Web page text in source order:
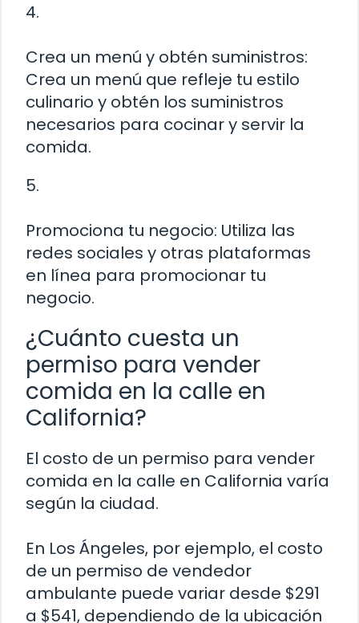
4.
Crea un menú y obtén suministros:
Crea un menú que refleje tu estilo
culinario y obtén los suministros
necesarios para cocinar y servir la
comida.
5.
Promociona tu negocio: Utiliza las
redes sociales y otras plataformas
en línea para promocionar tu
negocio.
¿Cuánto cuesta un
permiso para vender
comida en la calle en
California?
El costo de un permiso para vender
comida en la calle en California varía
según la ciudad.
En Los Ángeles, por ejemplo, el costo
de un permiso de vendedor
ambulante puede variar desde $291
a $541, dependiendo de la ubicación